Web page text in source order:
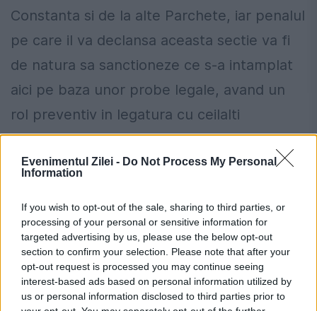
Evenimentul Zilei - Do Not Process My Personal
Information
If you wish to opt-out of the sale, sharing to third parties, or
processing of your personal or sensitive information for
targeted advertising by us, please use the below opt-out
section to confirm your selection. Please note that after your
opt-out request is processed you may continue seeing
interest-based ads based on personal information utilized by
us or personal information disclosed to third parties prior to
Constanta si de la alte Parchete, iar penalul
pe care il va declansa aceasta sectie va fi
de natura sa sanctioneze ce s-a intamplat
aici pe baza unor probe legale, avand un
rol preventiv in legatura cu ceilalti
magistrati. Sectia de Investigare a
Infractiunilor din Justitie nu numai ca nu
transformata intr-o directie, dupa modelul
DNA si DIICOT, deoarece in aceasta sectie
se instrumenteaza dosare complexe ce
privesc infractiuni potential savarsite de